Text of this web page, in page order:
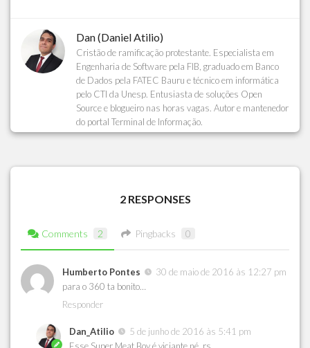
Dan (Daniel Atilio)
Cristão de ramificação protestante. Especialista em
Engenharia de Software pela FIB, graduado em Banco
de Dados pela FATEC Bauru e técnico em informática
pelo CTI da Unesp. Entusiasta de soluções Open
Source e blogueiro nas horas vagas. Autor e mantenedor
do portal Terminal de Informação.
2 RESPONSES
Comments 2 Pingbacks 0
Humberto Pontes
30 de maio de 2016 às 12:27 pm
para o 360 ta bonito…
Responder
Dan_Atilio
5 de junho de 2016 às 5:41 pm